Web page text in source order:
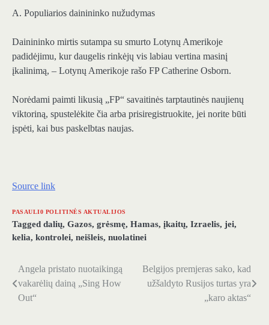
A. Populiarios dainininko nužudymas
Dainininko mirtis sutampa su smurto Lotynų Amerikoje
padidėjimu, kur daugelis rinkėjų vis labiau vertina masinį
įkalinimą, – Lotynų Amerikoje rašo FP Catherine Osborn.
Norėdami paimti likusią „FP“ savaitinės tarptautinės naujienų
viktoriną, spustelėkite čia arba prisiregistruokite, jei norite būti
įspėti, kai bus paskelbtas naujas.
Source link
PASAULI0 POLITINĖS AKTUALIJOS
Tagged dalių, Gazos, grėsmę, Hamas, įkaitų, Izraelis, jei,
kelia, kontrolei, neišleis, nuolatinei
Navigacija
tarp
Angela pristato nuotaikingą
vakarėlių dainą „Sing How
Out“
Belgijos premjeras sako, kad
užšaldyto Rusijos turtas yra
„karo aktas“